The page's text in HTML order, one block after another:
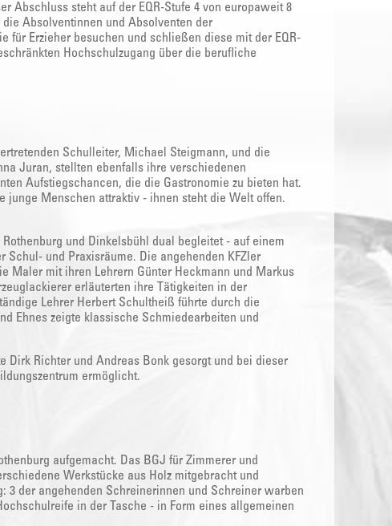
Abschluss steht auf der EQR-Stufe 4 von europaweit 8
Absolventinnen und Absolventen der
für Erzieher besuchen und schließen diese mit der EQR-
Hochschulzugang über die berufliche
Schulleiter, Michael Steigmann, und die
Juran, stellten ebenfalls ihre verschiedenen
Aufstiegschancen, die die Gastronomie zu bieten hat.
junge Menschen attraktiv - ihnen steht die Welt offen.
und Dinkelsbühl dual begleitet - auf einem
und Praxisräume. Die angehenden KFZler
Maler mit ihren Lehrern Günter Heckmann und Markus
erläuterten ihre Tätigkeiten in der
Lehrer Herbert Schultheiß führte durch die
Ehnes zeigte klassische Schmiedearbeiten und
Dirk Richter und Andreas Bonk gesorgt und bei dieser
ermöglicht.
aufgemacht. Das BGJ für Zimmerer und
Werkstücke aus Holz mitgebracht und
3 der angehenden Schreinerinnen und Schreiner warben
in der Tasche - in Form eines allgemeinen